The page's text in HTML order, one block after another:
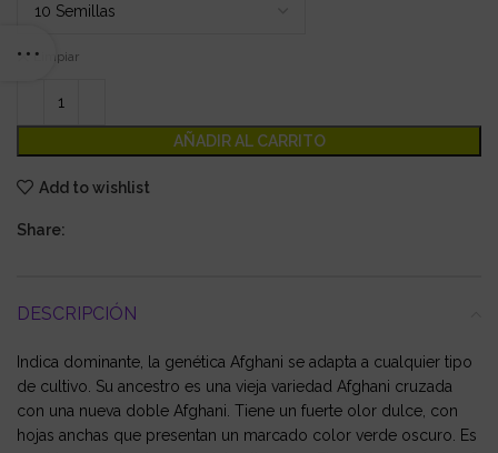
Limpiar
AÑADIR AL CARRITO
Add to wishlist
Share:
DESCRIPCIÓN
Indica dominante, la genética Afghani se adapta a cualquier tipo
de cultivo. Su ancestro es una vieja variedad Afghani cruzada
con una nueva doble Afghani. Tiene un fuerte olor dulce, con
hojas anchas que presentan un marcado color verde oscuro. Es